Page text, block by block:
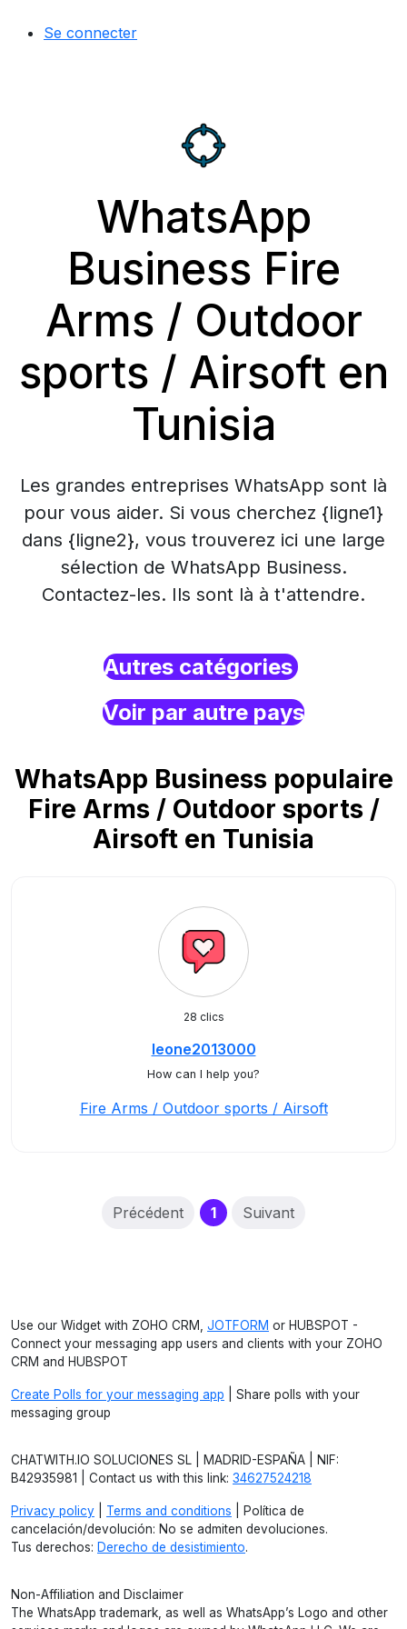
Se connecter
WhatsApp
Business Fire
Arms / Outdoor
sports / Airsoft en
Tunisia
Les grandes entreprises WhatsApp sont là
pour vous aider. Si vous cherchez {ligne1}
dans {ligne2}, vous trouverez ici une large
sélection de WhatsApp Business.
Contactez-les. Ils sont là à t'attendre.
Autres catégories
Voir par autre pays
WhatsApp Business populaire
Fire Arms / Outdoor sports /
Airsoft en Tunisia
28 clics
leone2013000
How can I help you?
Fire Arms / Outdoor sports / Airsoft
Précédent 1(current)
Suivant
Use our Widget with ZOHO CRM, JOTFORM or HUBSPOT -
Connect your messaging app users and clients with your ZOHO
CRM and HUBSPOT
Create Polls for your messaging app | Share polls with your
messaging group
CHATWITH.IO SOLUCIONES SL | MADRID-ESPAÑA | NIF:
B42935981 | Contact us with this link: 34627524218
Privacy policy Terms and conditions | Política de
cancelación/devolución: No se admiten devoluciones.
Tus derechos: Derecho de desistimiento.
Non-Affiliation and Disclaimer
The WhatsApp trademark, as well as WhatsApp’s Logo and other